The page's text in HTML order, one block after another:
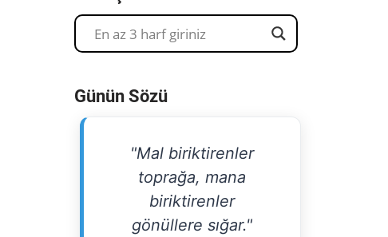
Günün Sözü
"Mal biriktirenler
toprağa, mana
biriktirenler
gönüllere sığar."